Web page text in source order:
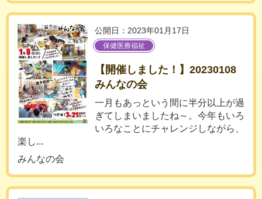
公開日：2023年01月17日
保健医療福祉
【開催しました！】20230108
みんなの会
一月もあっという間に半分以上が過
ぎてしまいましたね～。今年もいろ
いろなことにチャレンジしながら、
楽し...
みんなの会